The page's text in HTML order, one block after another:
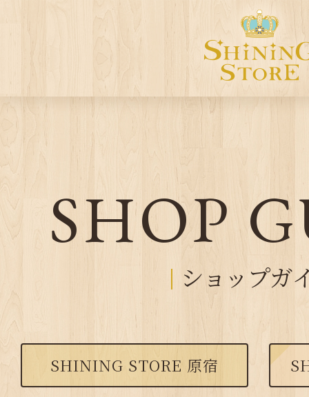
SHOP
ショップガ
SHINING STORE 原宿